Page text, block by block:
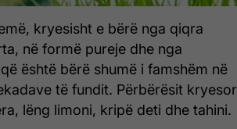
kryesisht e bërë nga qiqra
në formë pureje dhe nga
është bërë shumë i famshëm në
të fundit. Përbërësit kryesor
lëng limoni, kripë deti dhe tahini.